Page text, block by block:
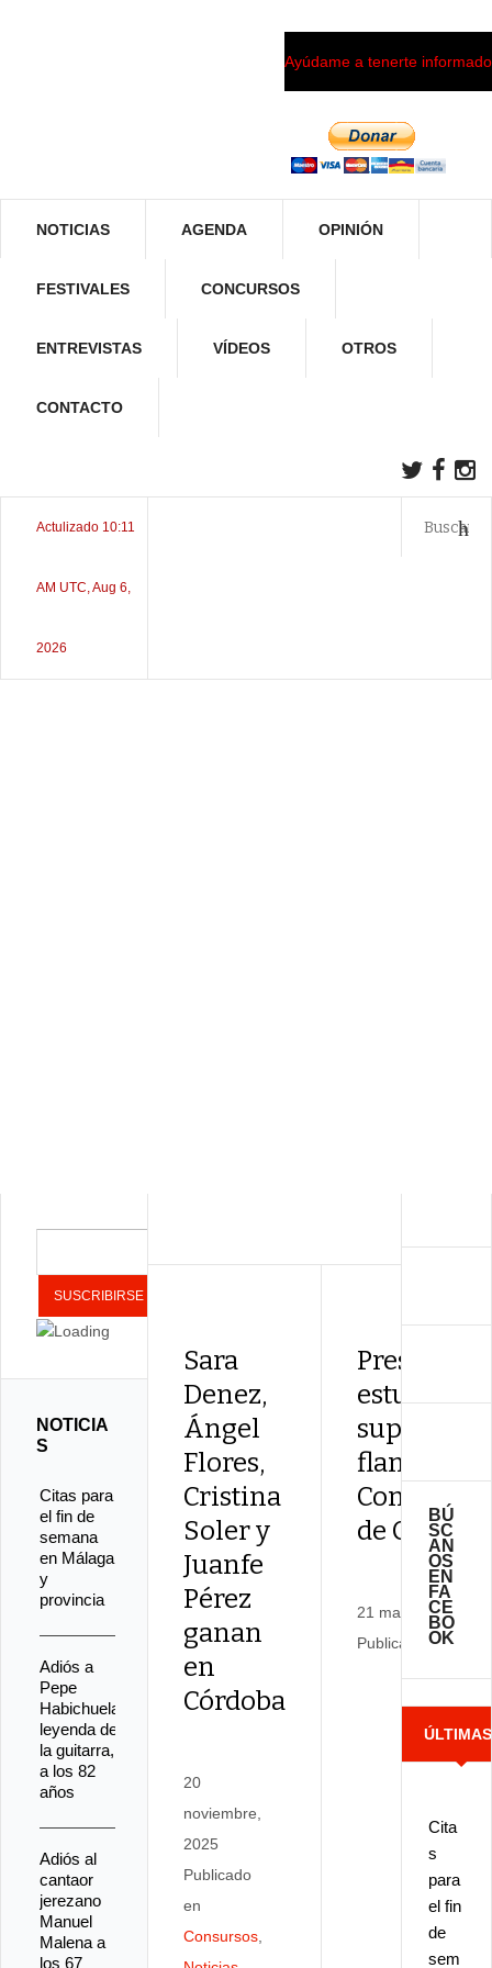
Ayúdame a tenerte informado
NOTICIAS AGENDA OPINIÓN
FESTIVALES CONCURSOS
ENTREVISTAS VÍDEOS OTROS
CONTACTO
Actulizado 10:11
AM UTC, Aug 6,
2026
Sara
Denez,
Ángel
Flores,
Cristina
Soler y
Juanfe
Pérez
ganan
en
Córdoba
20
noviembre,
2025
Publicado
en
Consursos
Presentan
estudios
flamenco
de
21 marzo, 2019
Publicado en
BÚ
SC
AN
OS
EN
FA
CE
BO
OK
ÚLTIMAS
Cita
s
para
el fin
de
sem
NOTICIA
S
Citas para
el fin de
semana
en Málaga
y
provincia
Adiós a
Pepe
Habichuela,
leyenda de
la guitarra,
a los 82
años
Adiós al
cantaor
jerezano
Manuel
Malena a
los 67